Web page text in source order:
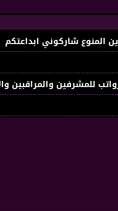
المنوع شاركوني ابداعتكم
للمشرفين والمراقبين